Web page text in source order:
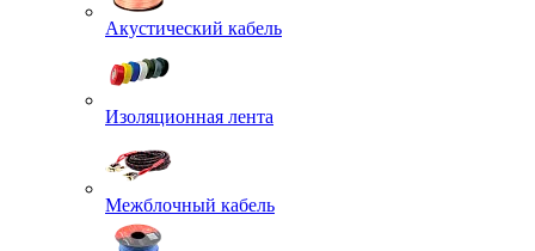
Акустический кабель
Изоляционная лента
Межблочный кабель